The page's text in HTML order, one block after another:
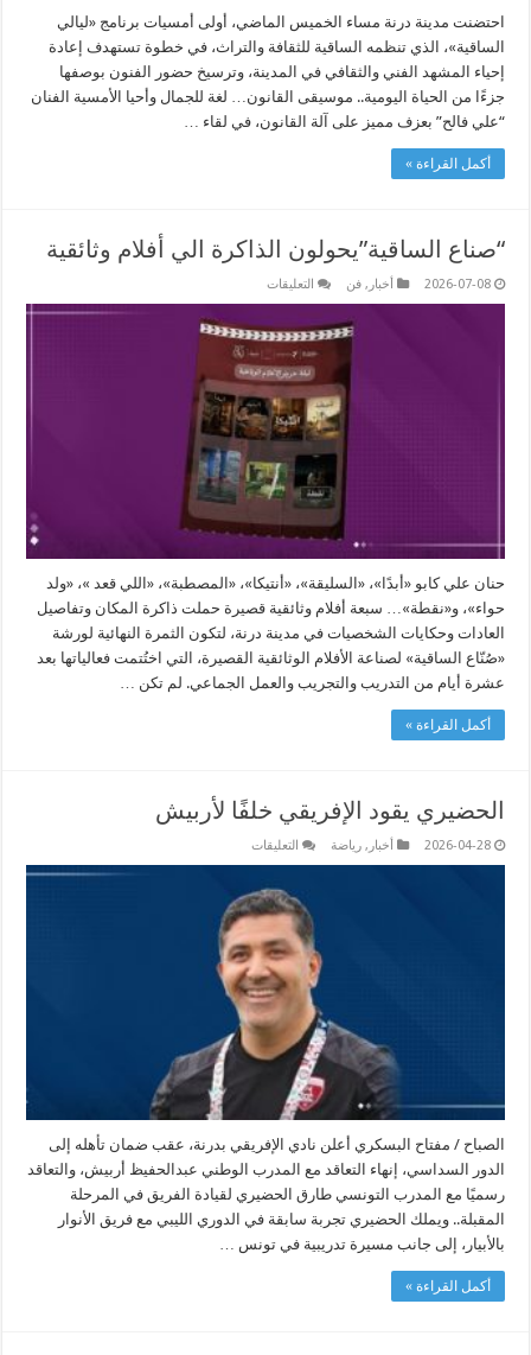
احتضنت مدينة درنة مساء الخميس الماضي، أولى أمسيات برنامج «ليالي
الساقية»، الذي تنظمه الساقية للثقافة والتراث، في خطوة تستهدف إعادة
إحياء المشهد الفني والثقافي في المدينة، وترسيخ حضور الفنون بوصفها
جزءًا من الحياة اليومية.. موسيقى القانون… لغة للجمال وأحيا الأمسية الفنان
“علي فالح” بعزف مميز على آلة القانون، في لقاء …
أكمل القراءة »
“صناع الساقية”يحولون الذاكرة الي أفلام وثائقية
2026-07-08 أخبار ,فن التعليقات
الساقية”يحولون
الذاكرة
الي
أفلام
وثائقية
مغلقة
حنان علي كابو «أبدًا»، «السليقة»، «أنتيكا»، «المصطبة»، «اللي قعد »، «ولد
حواء»، و«نقطة»… سبعة أفلام وثائقية قصيرة حملت ذاكرة المكان وتفاصيل
العادات وحكايات الشخصيات في مدينة درنة، لتكون الثمرة النهائية لورشة
«صُنّاع الساقية» لصناعة الأفلام الوثائقية القصيرة، التي اختُتمت فعالياتها بعد
عشرة أيام من التدريب والتجريب والعمل الجماعي. لم تكن …
أكمل القراءة »
الحضيري يقود الإفريقي خلفًا لأربيش
2026-04-28 أخبار ,رياضة التعليقات
الإفريقي
خلفًا
لأربيش
مغلقة
الصباح / مفتاح البسكري أعلن نادي الإفريقي بدرنة، عقب ضمان تأهله إلى
الدور السداسي، إنهاء التعاقد مع المدرب الوطني عبدالحفيظ أربيش، والتعاقد
رسميًا مع المدرب التونسي طارق الحضيري لقيادة الفريق في المرحلة
المقبلة.. ويملك الحضيري تجربة سابقة في الدوري الليبي مع فريق الأنوار
بالأبيار، إلى جانب مسيرة تدريبية في تونس …
أكمل القراءة »